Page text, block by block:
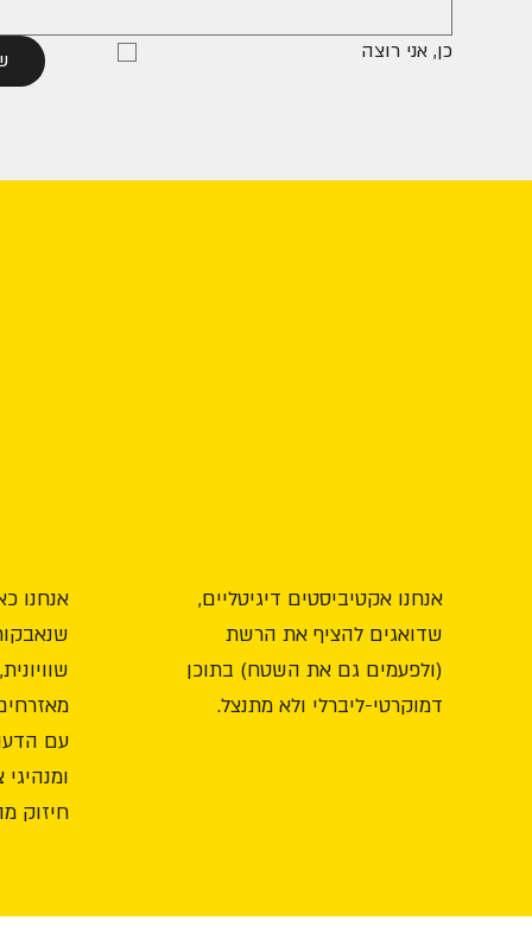
כן, אני רוצה
אנחנו
עם
חיזוק
אנחנו אקטיביסטים דיגיטליים,
שדואגים להציף את הרשת
(ולפעמים גם את השטח) בתוכן
דמוקרטי-ליברלי ולא מתנצל.